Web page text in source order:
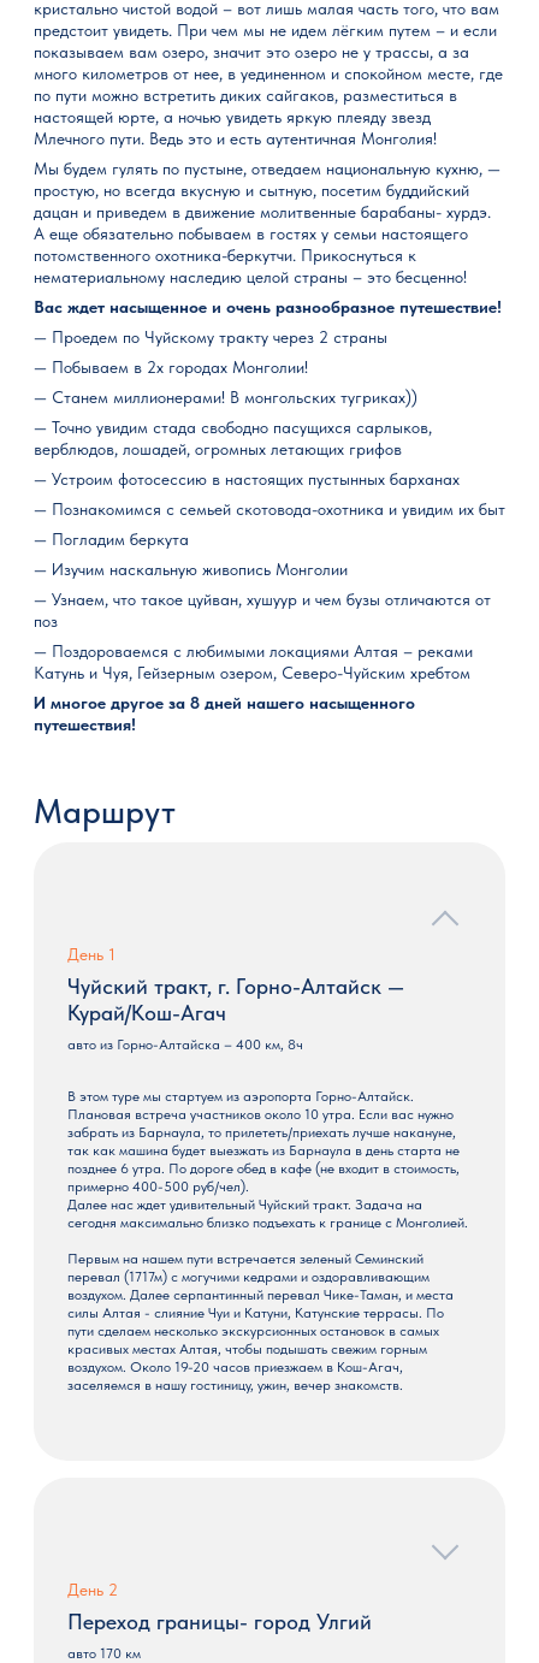
кристально чистой водой – вот лишь малая часть того, что вам
предстоит увидеть. При чем мы не идем лёгким путем – и если
показываем вам озеро, значит это озеро не у трассы, а за
много километров от нее, в уединенном и спокойном месте, где
по пути можно встретить диких сайгаков, разместиться в
настоящей юрте, а ночью увидеть яркую плеяду звезд
Млечного пути. Ведь это и есть аутентичная Монголия!
Мы будем гулять по пустыне, отведаем национальную кухню, —
простую, но всегда вкусную и сытную, посетим буддийский
дацан и приведем в движение молитвенные барабаны- хурдэ.
А еще обязательно побываем в гостях у семьи настоящего
потомственного охотника-беркутчи. Прикоснуться к
нематериальному наследию целой страны – это бесценно!
Вас ждет насыщенное и очень разнообразное путешествие!
— Проедем по Чуйскому тракту через 2 страны
— Побываем в 2х городах Монголии!
— Станем миллионерами! В монгольских тугриках))
— Точно увидим стада свободно пасущихся сарлыков,
верблюдов, лошадей, огромных летающих грифов
— Устроим фотосессию в настоящих пустынных барханах
— Познакомимся с семьей скотовода-охотника и увидим их быт
— Погладим беркута
— Изучим наскальную живопись Монголии
— Узнаем, что такое цуйван, хушуур и чем бузы отличаются от
поз
— Поздороваемся с любимыми локациями Алтая – реками
Катунь и Чуя, Гейзерным озером, Северо-Чуйским хребтом
И многое другое за 8 дней нашего насыщенного
путешествия!
Маршрут
День 1
Чуйский тракт, г. Горно-Алтайск —
Курай/Кош-Агач
авто из Горно-Алтайска – 400 км, 8ч
В этом туре мы стартуем из аэропорта Горно-Алтайск.
Плановая встреча участников около 10 утра. Если вас нужно
забрать из Барнаула, то прилететь/приехать лучше накануне,
так как машина будет выезжать из Барнаула в день старта не
позднее 6 утра. По дороге обед в кафе (не входит в стоимость,
примерно 400-500 руб/чел).
Далее нас ждет удивительный Чуйский тракт. Задача на
сегодня максимально близко подъехать к границе с Монголией.
Первым на нашем пути встречается зеленый Семинский
перевал (1717м) с могучими кедрами и оздоравливающим
воздухом. Далее серпантинный перевал Чике-Таман, и места
силы Алтая - слияние Чуи и Катуни, Катунские террасы. По
пути сделаем несколько экскурсионных остановок в самых
красивых местах Алтая, чтобы подышать свежим горным
воздухом. Около 19-20 часов приезжаем в Кош-Агач,
заселяемся в нашу гостиницу, ужин, вечер знакомств.
День 2
Переход границы- город Улгий
авто 170 км